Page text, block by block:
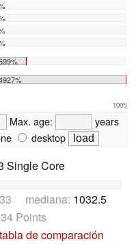
100%
Max. age:
years
desktop
Single Core
mediana: 1032.5
Points
de comparación